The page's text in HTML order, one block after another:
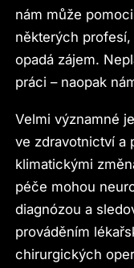
nám může
některých
opadá zájem.
práci – naopak
Velmi významné
ve zdravotnictví a
klimatickými
péče mohou
diagnózou a
prováděním
chirurgických